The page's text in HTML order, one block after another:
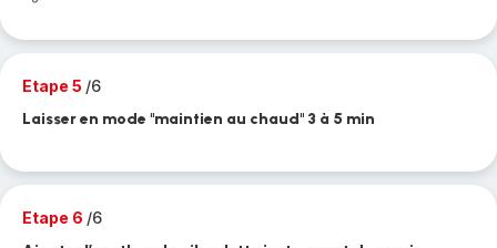
Etape 5 /6
Laisser en mode "maintien au chaud" 3 à 5 min
Etape 6 /6